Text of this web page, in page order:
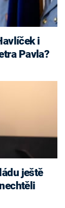
Pavla?
ještě